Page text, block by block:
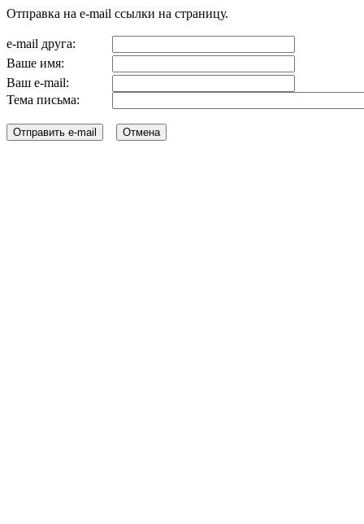
Отправка на e-mail ссылки на страницу.
e-mail друга:
Ваше имя:
Ваш e-mail:
Тема письма: